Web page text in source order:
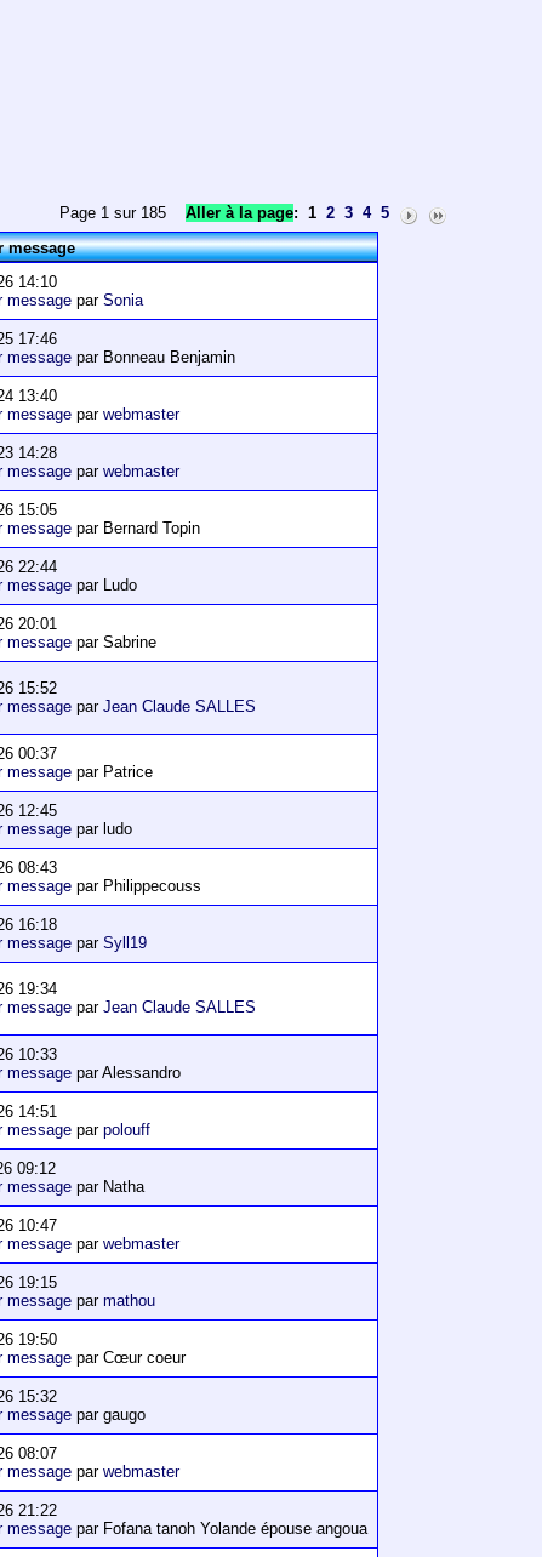
Page 1 sur 185 Aller à la page: 1 2 3 4 5
message
14:10
message parSonia
17:46
message par Bonneau Benjamin
13:40
message parwebmaster
14:28
message parwebmaster
15:05
message par Bernard Topin
22:44
message par Ludo
20:01
message par Sabrine
15:52
message parJean Claude SALLES
00:37
message par Patrice
12:45
message par ludo
08:43
message par Philippecouss
16:18
message parSyll19
19:34
message parJean Claude SALLES
10:33
message par Alessandro
14:51
message parpolouff
09:12
message par Natha
10:47
message parwebmaster
19:15
message parmathou
19:50
message par Cœur coeur
15:32
message par gaugo
08:07
message parwebmaster
21:22
message par Fofana tanoh Yolande épouse angoua